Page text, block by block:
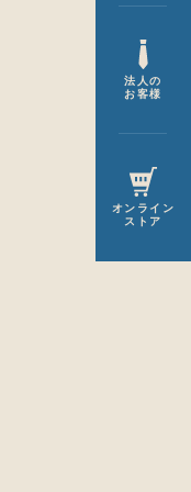
法人の
お客様
オンライン
ストア